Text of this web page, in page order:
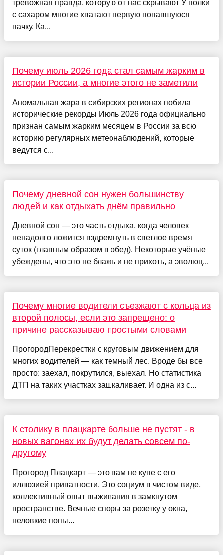
тревожная правда, которую от нас скрывают У полки
с сахаром многие хватают первую попавшуюся
пачку. Ка...
Почему июль 2026 года стал самым жарким в
истории России, а многие этого не заметили
Аномальная жара в сибирских регионах побила
исторические рекорды Июль 2026 года официально
признан самым жарким месяцем в России за всю
историю регулярных метеонаблюдений, которые
ведутся с...
Почему дневной сон нужен большинству
людей и как отдыхать днём правильно
Дневной сон — это часть отдыха, когда человек
ненадолго ложится вздремнуть в светлое время
суток (главным образом в обед). Некоторые учёные
убеждены, что это не блажь и не прихоть, а эволюц...
Почему многие водители съезжают с кольца из
второй полосы, если это запрещено: о
причине рассказываю простыми словами
ПрогородПерекрестки с круговым движением для
многих водителей — как темный лес. Вроде бы все
просто: заехал, покрутился, выехал. Но статистика
ДТП на таких участках зашкаливает. И одна из с...
К столику в плацкарте больше не пустят - в
новых вагонах их будут делать совсем по-
другому
Прогород Плацкарт — это вам не купе с его
иллюзией приватности. Это социум в чистом виде,
коллективный опыт выживания в замкнутом
пространстве. Вечные споры за розетку у окна,
неловкие попы...